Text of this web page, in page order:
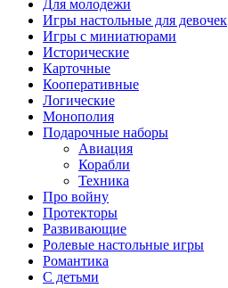
Для молодежи
Игры настольные для девочек
Игры с миниатюрами
Исторические
Карточные
Кооперативные
Логические
Монополия
Подарочные наборы
Авиация
Корабли
Техника
Про войну
Протекторы
Развивающие
Ролевые настольные игры
Романтика
С детьми